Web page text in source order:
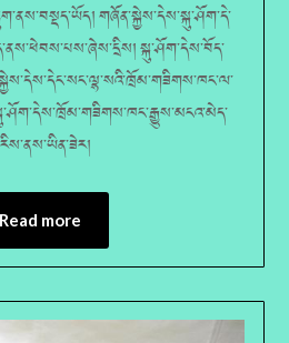
གཞོན་སྐྱེས་དེས་སྐུ་ཤོག་དེ་
སྐུ་ཤོག་དེས་བོད་
Read more